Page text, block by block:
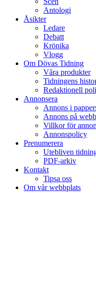
Antologi
Åsikter
Ledare
Debatt
Krönika
Vlogg
Om Dövas Tidning
Våra produkter
Tidningens
Redaktionell
Annonsera
Annons i
Annons på
Villkor för
Annonspolicy
Prenumerera
Utebliven
PDF-arkiv
Kontakt
Tipsa oss
Om vår webbplats